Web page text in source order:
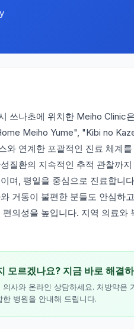
쓰나초에 위치한 Meiho Clinic
Meiho Yume", "Kibi no
와 연계한 포괄적인 진료 체계
질환의 지속적인 추적 관찰까
며, 평일을 중심으로 진료합니
거동이 불편한 분들도 안심하
의성을 높입니다. 지역 의료
모르겠나요? 지금 바로 해결
사와 온라인 상담하세요. 처방약은
병원을 안내해 드립니다.